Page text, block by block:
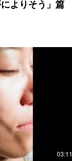
よりそう」篇
03:11